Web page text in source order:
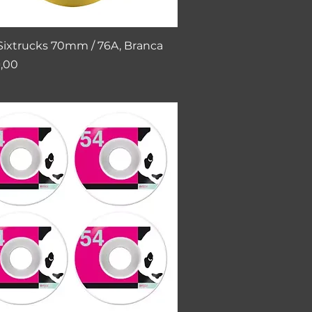
Visualização rápida
70mm / 76A, Branca